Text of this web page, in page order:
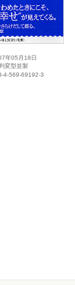
年05月18日
変型並製
4-569-69192-3